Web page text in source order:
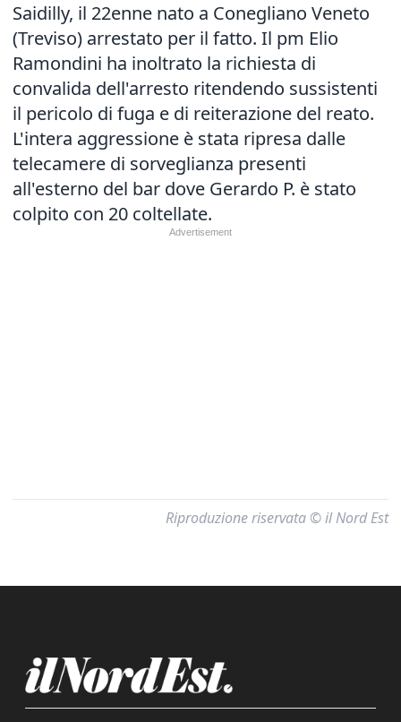
Saidilly, il 22enne nato a Conegliano Veneto
(Treviso) arrestato per il fatto. Il pm Elio
Ramondini ha inoltrato la richiesta di
convalida dell'arresto ritendendo sussistenti
il pericolo di fuga e di reiterazione del reato.
L'intera aggressione è stata ripresa dalle
telecamere di sorveglianza presenti
all'esterno del bar dove Gerardo P. è stato
colpito con 20 coltellate.
Riproduzione riservata © il Nord Est